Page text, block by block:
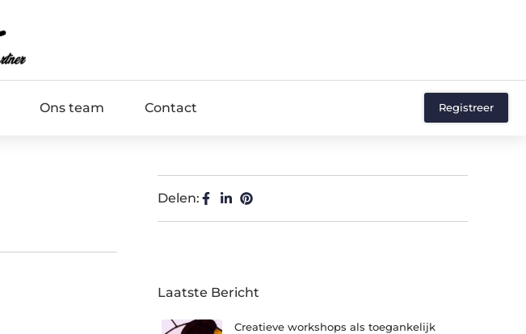
Ons team Contact Registreer
Delen:
Laatste Bericht
Creatieve workshops als toegankelijk